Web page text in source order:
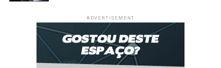
ADVERTISEMENT